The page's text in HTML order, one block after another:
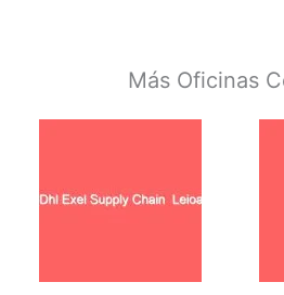
Más Oficinas